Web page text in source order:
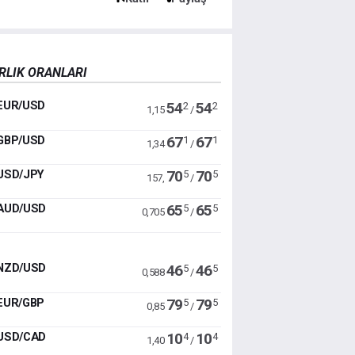
ORANLARI
USD 1,15542/542
USD 1,34 671 / 671
JPY 157, 705/ 705
USD 0,705 655/ 655
USD 0,588465/465
GBP 0,85 795/ 795
CAD 1,40 104/ 104